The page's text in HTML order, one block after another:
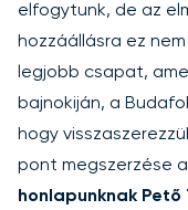
elfogytunk, de az
hozzáállásra ez
legjobb csapat,
bajnokiján, a
hogy
pont megszerzése
honlapunknak